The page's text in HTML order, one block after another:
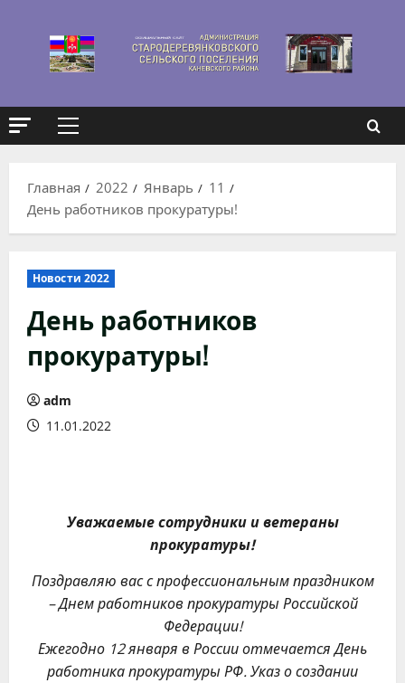
содержимому
Основное
Главная
2022 Январь
11
День работников прокуратуры!
Новости 2022
День работников
прокуратуры!
adm
11.01.2022
Уважаемые сотрудники и ветераны
прокуратуры!
Поздравляю вас с профессиональным праздником
– Днем работников прокуратуры Российской
Федерации!
Ежегодно 12 января в России отмечается День
работника прокуратуры РФ. Указ о создании